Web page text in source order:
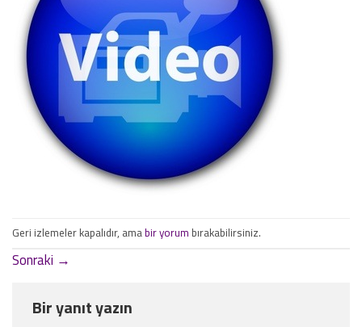
Geri izlemeler kapalıdır, amabir yorum bırakabilirsiniz.
Sonraki →
Bir yanıt yazın